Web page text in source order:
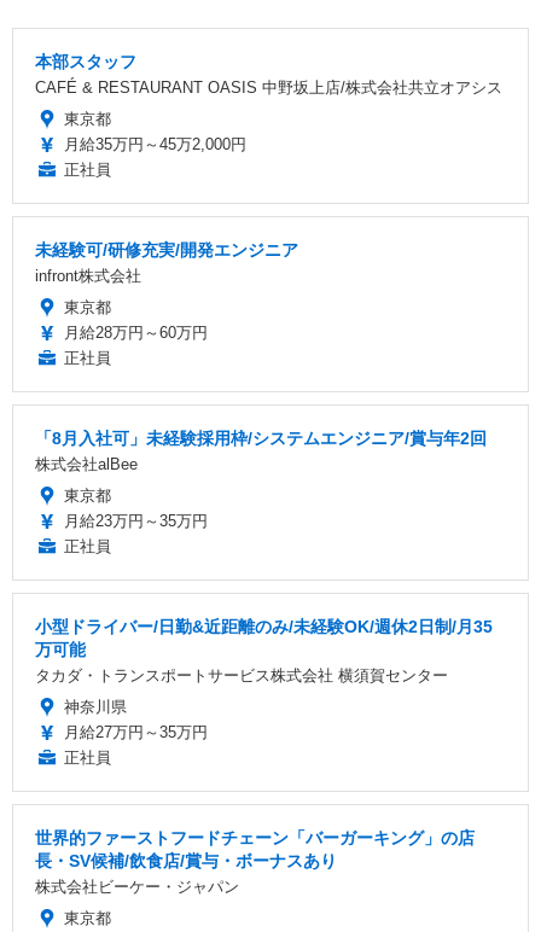
本部スタッフ
CAFÉ & RESTAURANT OASIS 中野坂上店/株式会社共立オアシス
東京都
月給35万円～45万2,000円
正社員
未経験可/研修充実/開発エンジニア
infront株式会社
東京都
月給28万円～60万円
正社員
「8月入社可」未経験採用枠/システムエンジニア/賞与年2回
株式会社alBee
東京都
月給23万円～35万円
正社員
小型ドライバー/日勤&近距離のみ/未経験OK/週休2日制/月35
万可能
タカダ・トランスポートサービス株式会社 横須賀センター
神奈川県
月給27万円～35万円
正社員
世界的ファーストフードチェーン「バーガーキング」の店
長・SV候補/飲食店/賞与・ボーナスあり
株式会社ビーケー・ジャパン
東京都